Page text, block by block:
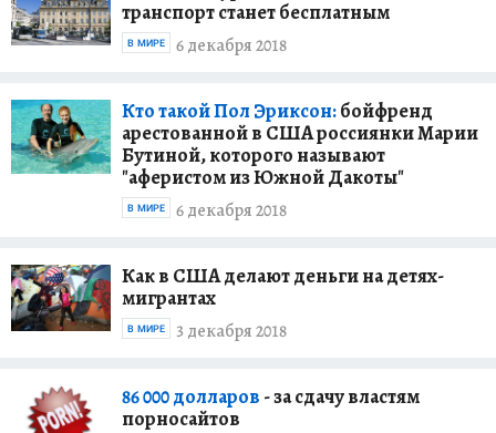
транспорт станет бесплатным
6 декабря 2018
В МИРЕ
Кто такой Пол Эриксон:бойфренд
арестованной в США россиянки Марии
Бутиной, которого называют
"аферистом из Южной Дакоты"
6 декабря 2018
В МИРЕ
Как в США делают деньги на детях-
мигрантах
3 декабря 2018
В МИРЕ
86 000 долларов - за сдачу властям
порносайтов